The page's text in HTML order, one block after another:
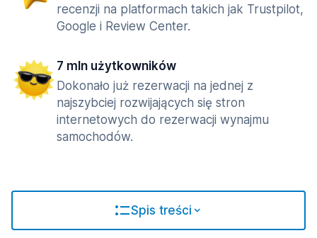
recenzji na platformach takich jak Trustpilot,
Google i Review Center.
7 mln użytkowników
Dokonało już rezerwacji na jednej z
najszybciej rozwijających się stron
internetowych do rezerwacji wynajmu
samochodów.
Spis treści